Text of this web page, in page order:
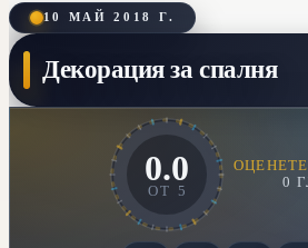
10 МАЙ 2018 Г.
Декорация за спалня
0.0
ОТ 5
0